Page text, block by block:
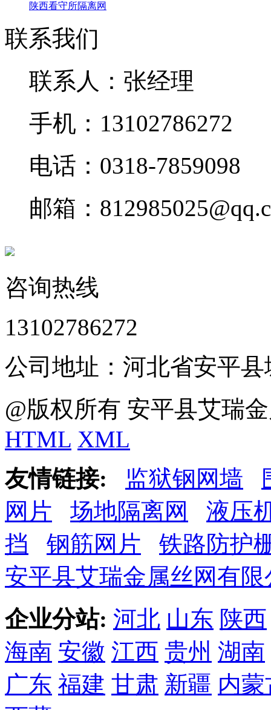
陕西看守所隔离网
联系我们
联系人：张经理
手机：13102786272
电话：0318-7859098
邮箱：
咨询热线
13102786272
公司地址：河北省安平
@版权所有 安平县艾瑞
HTML XML
友情链接:
监狱钢网墙
网片
场地隔离网
液压
挡
钢筋网片
铁路防护
安平县艾瑞金属丝网有限
企业分站: 河北 山东 陕西
海南 安徽 江西 贵州 湖南
广东 福建 甘肃 新疆 内蒙